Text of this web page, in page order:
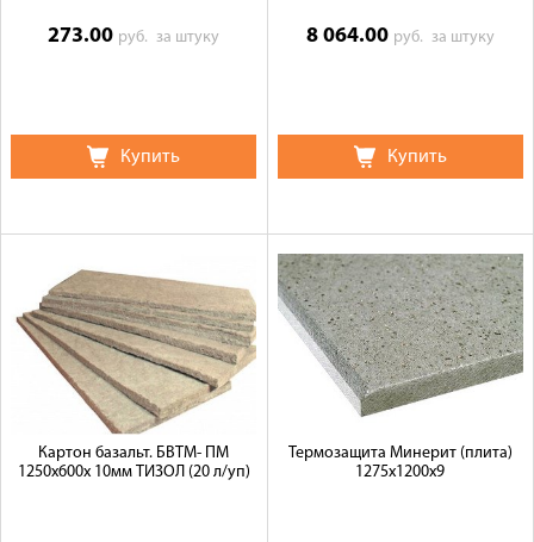
273.00 руб.за штуку
Купить
8 064.00 руб. за штуку
Купить
Картон базальт. БВТМ- ПМ
1250х600х 10мм ТИЗОЛ (20 л/уп)
Термозащита Минерит (плита)
1275х1200х9